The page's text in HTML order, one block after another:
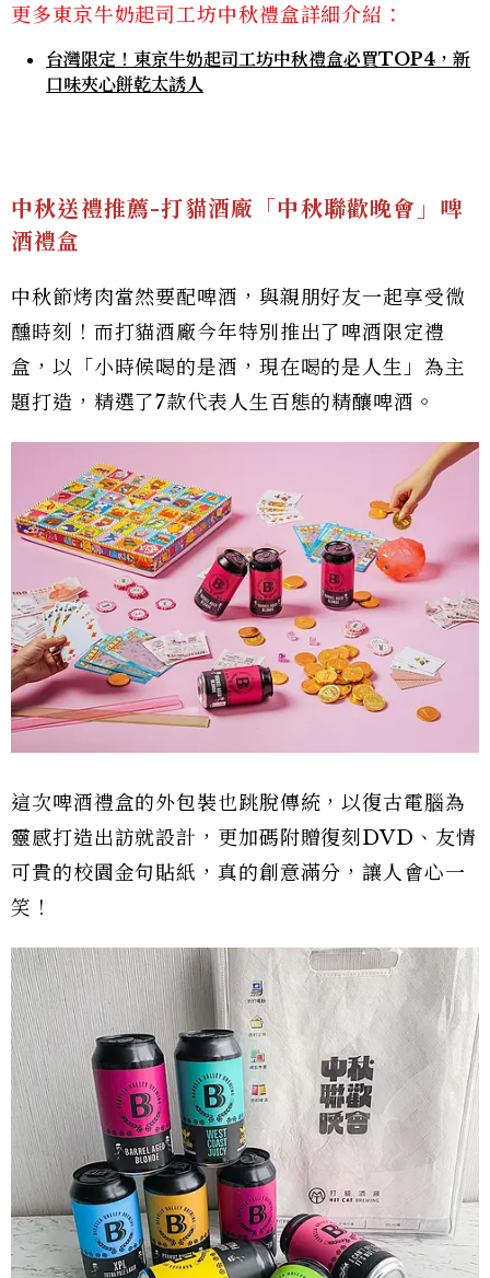
更多東京牛奶起司工坊中秋禮盒詳細介紹：
台灣限定！東京牛奶起司工坊中秋禮盒必買TOP4，新
口味夾心餅乾太誘人
中秋送禮推薦-打貓酒廠「中秋聯歡晚會」啤
酒禮盒
中秋節烤肉當然要配啤酒，與親朋好友一起享受微
醺時刻！而打貓酒廠今年特別推出了啤酒限定禮
盒，以「小時候喝的是酒，現在喝的是人生」為主
題打造，精選了7款代表人生百態的精釀啤酒。
這次啤酒禮盒的外包裝也跳脫傳統，以復古電腦為
靈感打造出訪就設計，更加碼附贈復刻DVD、友情
可貴的校園金句貼紙，真的創意滿分，讓人會心一
笑！